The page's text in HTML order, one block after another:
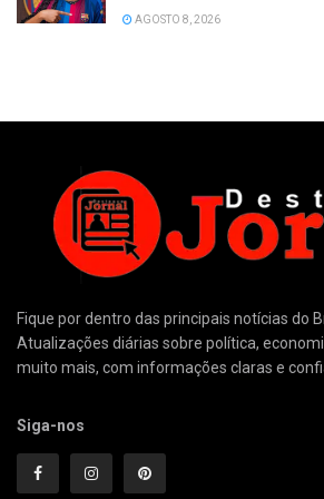
AGOSTO 8, 2026
Fique por dentro das principais notícias do
Atualizações diárias sobre política,
muito mais, com informações claras e
Siga-nos